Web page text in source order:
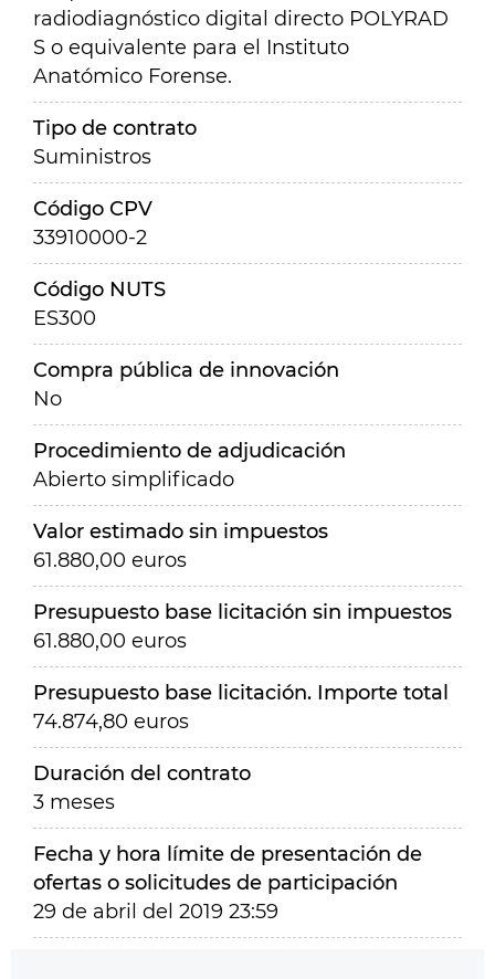
radiodiagnóstico digital directo POLYRAD
S o equivalente para el Instituto
Anatómico Forense.
Tipo de contrato
Suministros
Código CPV
33910000-2
Código NUTS
ES300
Compra pública de innovación
No
Procedimiento de adjudicación
Abierto simplificado
Valor estimado sin impuestos
61.880,00 euros
Presupuesto base licitación sin impuestos
61.880,00 euros
Presupuesto base licitación. Importe total
74.874,80 euros
Duración del contrato
3 meses
Fecha y hora límite de presentación de
ofertas o solicitudes de participación
29 de abril del 2019 23:59